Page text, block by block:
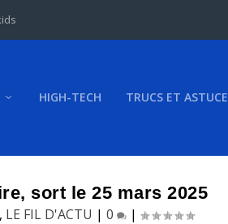
HIGH-TECH TRUCS ET
sort le 25 mars 2025
, LE FIL D'ACTU |0 |